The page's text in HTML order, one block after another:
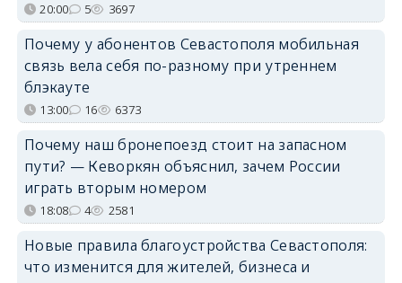
20:00 5 3697
Почему у абонентов Севастополя мобильная
связь вела себя по-разному при утреннем
блэкауте
13:00 16 6373
Почему наш бронепоезд стоит на запасном
пути? — Кеворкян объяснил, зачем России
играть вторым номером
18:08 4 2581
Новые правила благоустройства Севастополя:
что изменится для жителей, бизнеса и